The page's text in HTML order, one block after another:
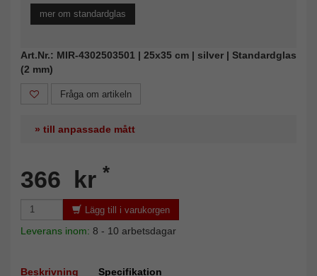
mer om standardglas
Art.Nr.: MIR-4302503501 | 25x35 cm | silver | Standardglas
(2 mm)
Fråga om artikeln
» till anpassade mått
366 kr *
Lägg till i varukorgen
Leverans inom: 8 - 10 arbetsdagar
Beskrivning Specifikation